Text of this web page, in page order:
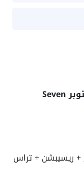
كمبوند سيفين ريزيدنس حدائق اكتوبر Seven
ريسيبشن + تراس